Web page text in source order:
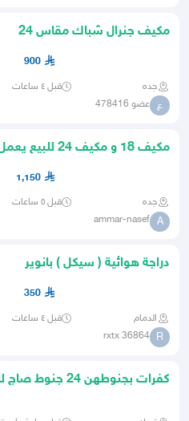
مكيف جنرال شباك مقاس 24
900
جده قبل ٤ ساعات
ع عضو 478416
مكيف 18 و مكيف 24 للبيع يعمل بكفاءة
1,150
جده قبل ٥ ساعات
A
ammar-nasef
دراجة هوائية ( سيكل ) بانوير
350
الدمام قبل ٤ ساعات
R
rxtx 36864
كفرات بجنوطهن 24 جنوط صاج للبيع